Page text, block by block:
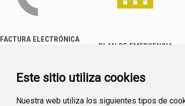
Este sitio utiliza cookies
Nuestra web utiliza los siguientes tipos de
FACTURA ELECTRÓNICA
PLAN DE EMERGENCIA